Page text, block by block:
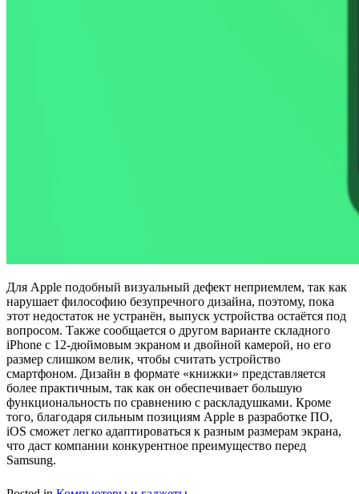
Для Apple подобный визуальный дефект неприемлем, так как
нарушает философию безупречного дизайна, поэтому, пока
этот недостаток не устранён, выпуск устройства остаётся под
вопросом. Также сообщается о другом варианте складного
iPhone с 12-дюймовым экраном и двойной камерой, но его
размер слишком велик, чтобы считать устройство
смартфоном. Дизайн в формате «книжки» представляется
более практичным, так как он обеспечивает большую
функциональность по сравнению с раскладушками. Кроме
того, благодаря сильным позициям Apple в разработке ПО,
iOS сможет легко адаптироваться к разным размерам экрана,
что даст компании конкурентное преимущество перед
Samsung.